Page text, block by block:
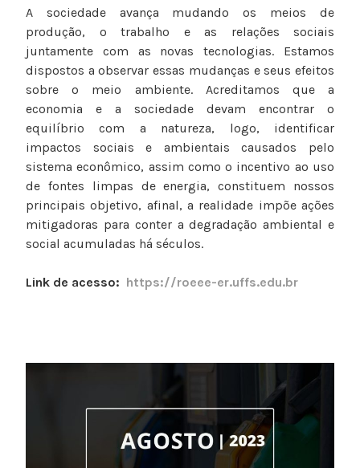
A sociedade avança mudando os meios de
produção, o trabalho e as relações sociais
juntamente com as novas tecnologias. Estamos
dispostos a observar essas mudanças e seus efeitos
sobre o meio ambiente. Acreditamos que a
economia e a sociedade devam encontrar o
equilíbrio com a natureza, logo, identificar
impactos sociais e ambientais causados pelo
sistema econômico, assim como o incentivo ao uso
de fontes limpas de energia, constituem nossos
principais objetivo, afinal, a realidade impõe ações
mitigadoras para conter a degradação ambiental e
social acumuladas há séculos.
Link de acesso: https://roeee-er.uffs.edu.br